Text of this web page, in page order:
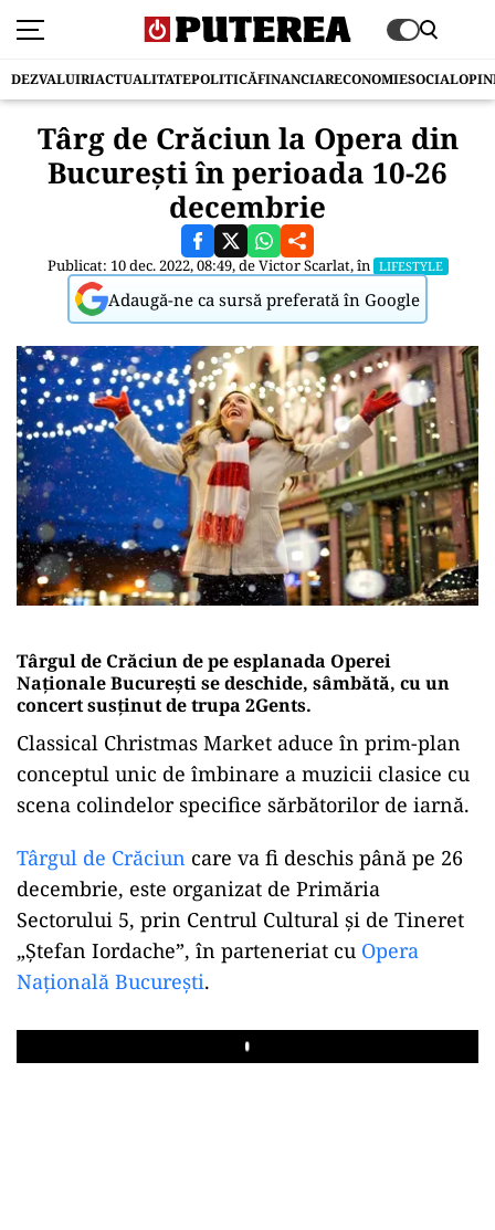
DEZVALUIRIACTUALITATEPOLITICĂFINANCIARECONOMIESOCIAL
Târg de Crăciun la Opera din
București în perioada 10-26
decembrie
Publicat: 10 dec. 2022, 08:49, deVictor Scarlat, în LIFESTYLE
Adaugă-ne ca sursă preferată în Google
Târgul de Crăciun de pe esplanada Operei
Naţionale Bucureşti se deschide, sâmbătă, cu un
concert susţinut de trupa 2Gents.
Classical Christmas Market aduce în prim-plan
conceptul unic de îmbinare a muzicii clasice cu
scena colindelor specifice sărbătorilor de iarnă.
Târgul de Crăciun care va fi deschis până pe 26
decembrie, este organizat de Primăria
Sectorului 5, prin Centrul Cultural şi de Tineret
„Ştefan Iordache”, în parteneriat cu Opera
Naţională Bucureşti.
Play